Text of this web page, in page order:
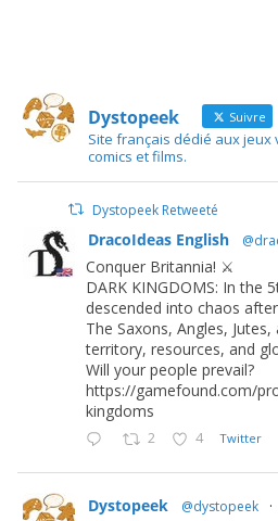
Dystopeek Suivre
Site français dédié aux jeux
comics et films.
Dystopeek Retweeté
DracoIdeas English
Conquer Britannia! ⚔️
DARK KINGDOMS: In the
descended into chaos
The Saxons, Angles,
territory, resources, and
Will your people prevail?
https://gamefound.com/
kingdoms
2 4 Twitter
Dystopeek @dystopeek ·